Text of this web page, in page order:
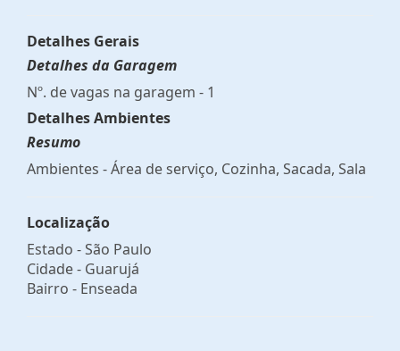
Detalhes Gerais
Detalhes da Garagem
Nº. de vagas na garagem - 1
Detalhes Ambientes
Resumo
Ambientes - Área de serviço, Cozinha, Sacada, Sala
Localização
Estado -São Paulo
Cidade - Guarujá
Bairro - Enseada